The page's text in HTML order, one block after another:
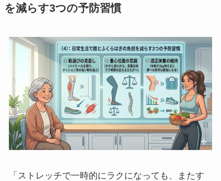
を減らす3つの予防習慣
「ストレッチで一時的にラクになっても、またす